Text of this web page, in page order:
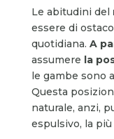
Le abitudini del
essere di
quotidiana. A
assumere la
le gambe sono
Questa
naturale, anzi,
espulsivo, la più